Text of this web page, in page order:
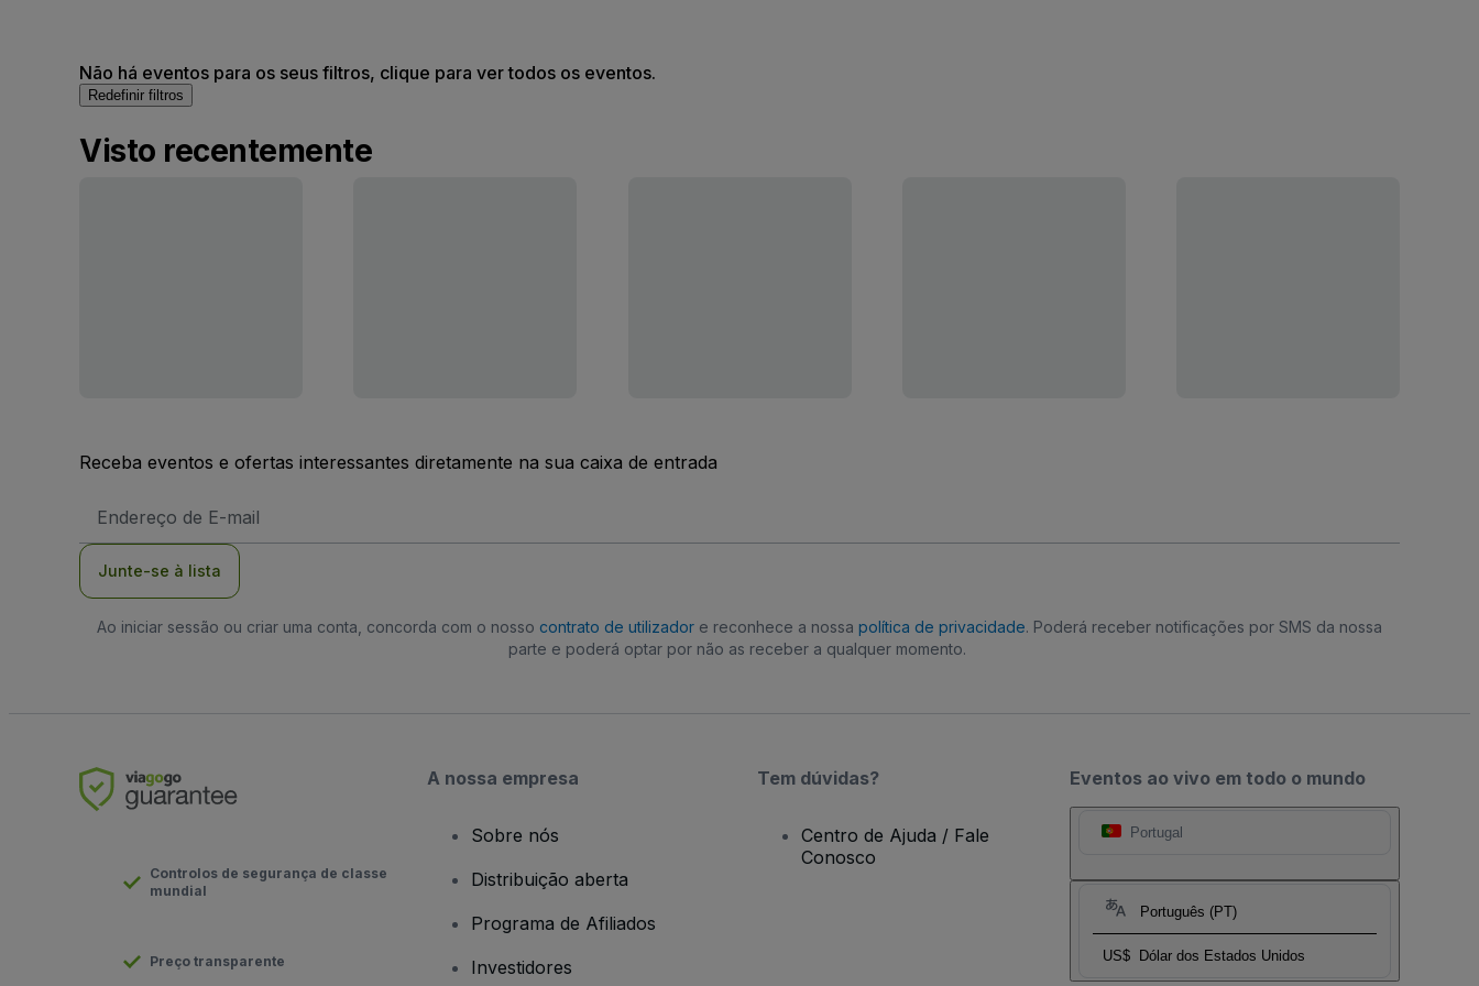
Não há eventos para os seus filtros, clique para ver todos os eventos.
Redefinir filtros
Visto recentemente
Receba eventos e ofertas interessantes diretamente na sua caixa de entrada
de
Junte-se à lista
Ao iniciar sessão ou criar uma conta, concorda com o nosso contrato de utilizador e reconhece a nossa política de privacidade. Poderá receber notificações por SMS da nossa
parte e poderá optar por não as receber a qualquer momento.
Eventos ao vivo em todo o mundo
Portugal
Português (PT)
US$ Dólar dos Estados Unidos
Controlos de segurança de classe
mundial
Preço transparente
A nossa empresa
Sobre nós
Distribuição aberta
Programa de Afiliados
Investidores
Tem dúvidas?
Centro de Ajuda / Fale
Conosco